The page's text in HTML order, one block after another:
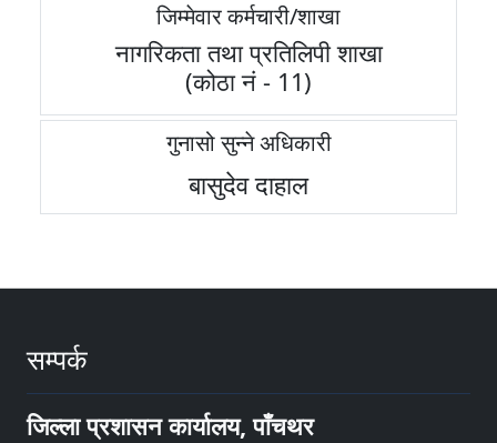
जिम्मेवार कर्मचारी/शाखा
नागरिकता तथा प्रतिलिपी शाखा
(कोठा नं - 11)
गुनासो सुन्ने अधिकारी
बासुदेव दाहाल
सम्पर्क
जिल्ला प्रशासन कार्यालय, पाँचथर